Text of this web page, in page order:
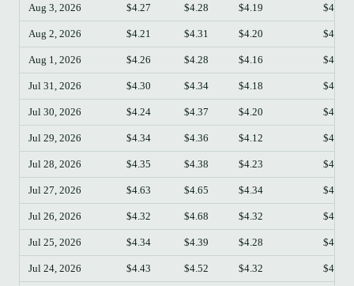
Aug 3, 2026 $4.27 $4.28 $4.19 $4.24
Aug 2, 2026 $4.21 $4.31 $4.20 $4.27
Aug 1, 2026 $4.26 $4.28 $4.16 $4.21
Jul 31, 2026 $4.30 $4.34 $4.18 $4.25
Jul 30, 2026 $4.24 $4.37 $4.20 $4.30
Jul 29, 2026 $4.34 $4.36 $4.12 $4.24
Jul 28, 2026 $4.35 $4.38 $4.23 $4.34
Jul 27, 2026 $4.63 $4.65 $4.34 $4.36
Jul 26, 2026 $4.32 $4.68 $4.32 $4.63
Jul 25, 2026 $4.34 $4.39 $4.28 $4.32
Jul 24, 2026 $4.43 $4.52 $4.32 $4.34